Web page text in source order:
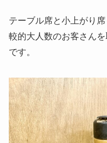
テーブル席と小上がり
較的大人数のお客さん
です。